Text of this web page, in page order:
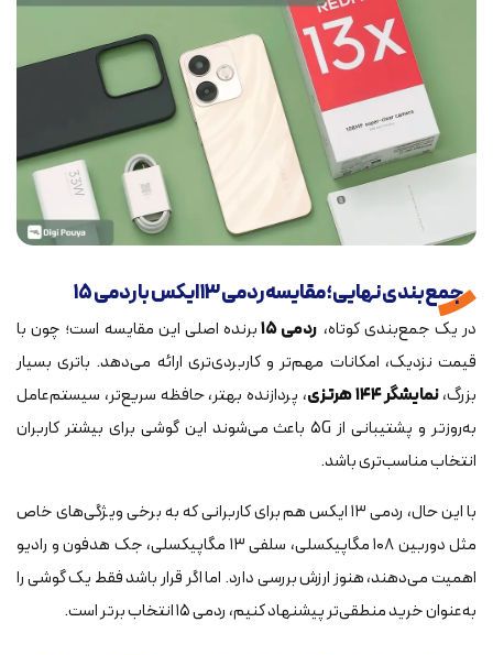
جمع‌بندی نهایی؛ مقایسه ردمی ۱۳ ایکس با ردمی ۱۵
در یک جمع‌بندی کوتاه، ردمی ۱۵
برنده اصلی این مقایسه است؛ چون با
قیمت نزدیک، امکانات مهم‌تر و کاربردی‌تری ارائه می‌دهد. باتری بسیار
بزرگ،نمایشگر ۱۴۴ هرتزی
، پردازنده بهتر، حافظه سریع‌تر، سیستم‌عامل
به‌روزتر و پشتیبانی از ۵G باعث می‌شوند این گوشی برای بیشتر کاربران
انتخاب مناسب‌تری باشد.
با این حال، ردمی ۱۳ ایکس هم برای کاربرانی که به برخی ویژگی‌های خاص
مثل دوربین ۱۰۸ مگاپیکسلی، سلفی ۱۳ مگاپیکسلی، جک هدفون و رادیو
اهمیت می‌دهند، هنوز ارزش بررسی دارد. اما اگر قرار باشد فقط یک گوشی را
به‌عنوان خرید منطقی‌تر پیشنهاد کنیم، ردمی ۱۵ انتخاب برتر است.